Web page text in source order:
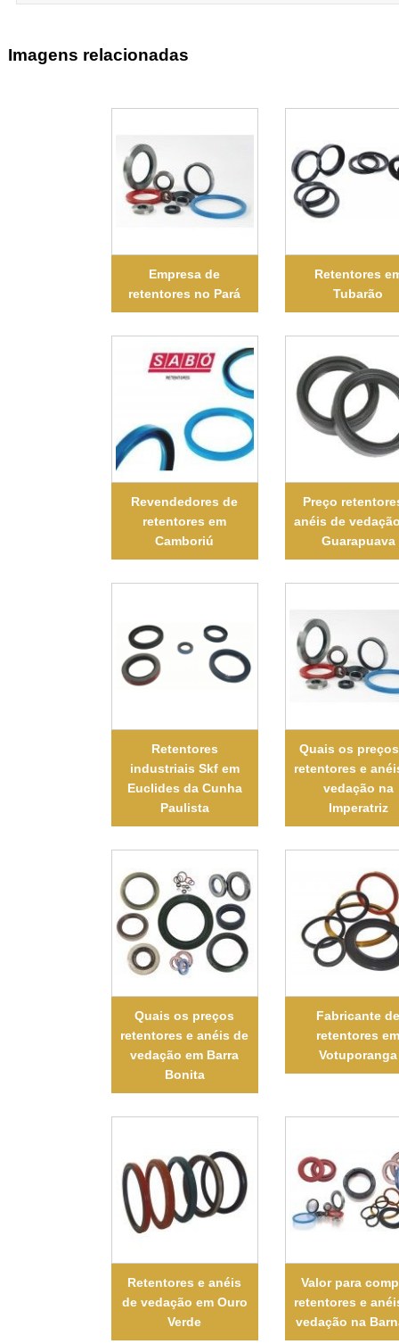
Imagens relacionadas
Empresa de
retentores no Pará
Retentores
Tubarão
Revendedores de
retentores em
Camboriú
Preço
anéis de
Guarapuava
Retentores
industriais Skf em
Euclides da Cunha
Paulista
Quais os
retentores e
vedação na
Imperatriz
Quais os preços
retentores e anéis de
vedação em Barra
Bonita
Fabricante
retentores
Votuporanga
Retentores e anéis
de vedação em Ouro
Verde
Valor para
retentores e
vedação na